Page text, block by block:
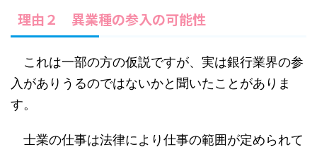
理由２ 異業種の参入の可能性
これは一部の方の仮説ですが、実は銀行業界の参
入がありうるのではないかと聞いたことがありま
す。
士業の仕事は法律により仕事の範囲が定められて